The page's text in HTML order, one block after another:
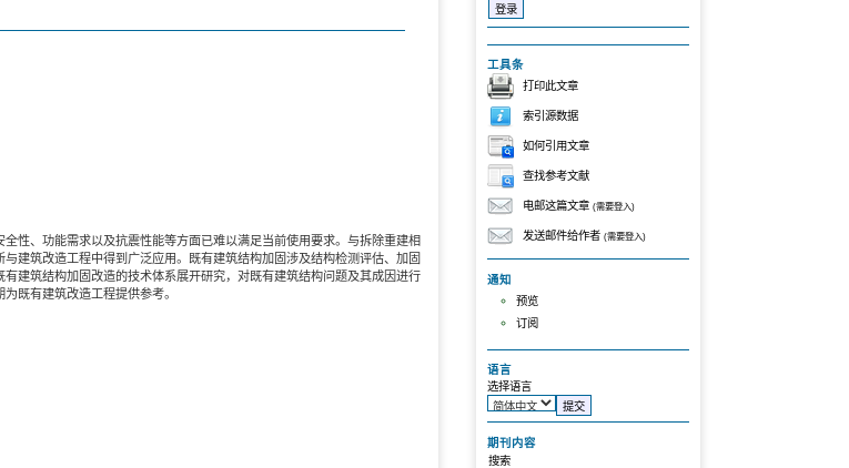
工具条
打印此文章
索引源数据
如何引用文章
查找参考文献
电邮这篇文章(需要登入)
发送邮件给作者(需要登入)
通知
预览
订阅
语言
选择语言
期刊内容
搜索
性、功能需求以及抗震性能等方面已难以满足当前使用要求。与拆除重建相
建筑改造工程中得到广泛应用。既有建筑结构加固涉及结构检测评估、加固
建筑结构加固改造的技术体系展开研究，对既有建筑结构问题及其成因进行
既有建筑改造工程提供参考。